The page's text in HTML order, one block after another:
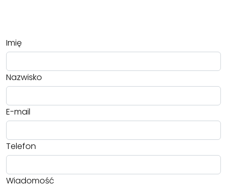
Imię
Nazwisko
E-mail
Telefon
Wiadomość